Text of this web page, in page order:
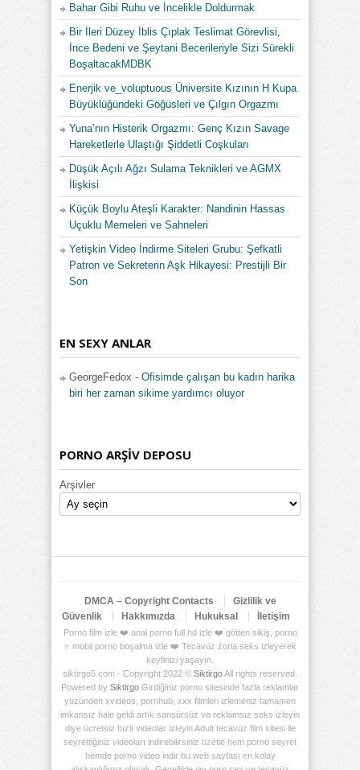
Bahar Gibi Ruhu ve İncelikle Doldurmak
Bir İleri Düzey İblis Çıplak Teslimat Görevlisi,
İnce Bedeni ve Şeytani Becerileriyle Sizi Sürekli
BoşaltacakMDBK
Enerjik ve_voluptuous Üniversite Kızının H Kupa
Büyüklüğündeki Göğüsleri ve Çılgın Orgazmı
Yuna’nın Histerik Orgazmı: Genç Kızın Savage
Hareketlerle Ulaştığı Şiddetli Coşkuları
Düşük Açılı Ağzı Sulama Teknikleri ve AGMX
İlişkisi
Küçük Boylu Ateşli Karakter: Nandinin Hassas
Uçuklu Memeleri ve Sahneleri
Yetişkin Video İndirme Siteleri Grubu: Şefkatli
Patron ve Sekreterin Aşk Hikayesi: Prestijli Bir
Son
EN SEXY ANLAR
GeorgeFedox - Ofisimde çalışan bu kadın harika
biri her zaman sikime yardımcı oluyor
PORNO ARŞİV DEPOSU
Arşivler
DMCA – Copyright Contacts
Gizlilik ve
Güvenlik
Hakkımızda Hukuksal İletişim
Porno film izle ❤️ anal porno full hd izle ❤️ götten sikiş, porno
⭐ mobil porno boşalma izle ❤️ Tecavüz zorla seks izleyerek
keyfinizi yaşayın.
siktirgo5.com - Copyright 2022 © SiktirgoAll rights reserved.
Powered by Siktirgo Girdiğiniz porno sitesinde fazla reklamlar
yüzünden xvideos, pornhub, xxx filmleri izlemeniz tamamen
imkansız hale geldi artık sansürsüz ve reklamsız seks izleyin
diye ücretsiz hızlı videolar izleyin Adult tecavüz film sitesi ile
seyrettiğiniz videoları indirebilirsiniz özetle hem porno seyret
hemde porno video indir bu web sayfası en kolay